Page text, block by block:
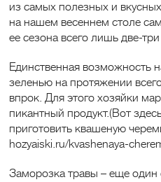
из самых полезных и
на нашем весеннем столе
ее сезона всего лишь две-
Единственная возможность
зеленью на протяжении
впрок. Для этого хозяйки
пикантный продукт.(Вот
приготовить квашеную
hozyaiski.ru/kvashenaya-
Заморозка травы – еще